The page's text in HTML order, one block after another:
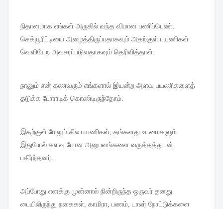
நிதானமாக எங்கள் அருகில் வந்த விமான பணிப்பெண்,
செக்யூரிட்டியை அழைத்திருப்பதாகவும் அதற்குள் பயணிகள்
வெளியேற அவசரப்படுவதாகவும் தெரிவித்தாள்.
நானும் என் கணவரும் எங்களால் இயன்ற அளவு பயணிகளைத்
தடுக்க போராடிக் கொண்டிருந்தோம்.
இதற்குள் மேலும் சில பயணிகள், தங்களது உடமைகளும்
இதுபோல் களவு போன அனுபவங்களை வருத்தத்துடன்
பகிர்ந்தனர்.
அப்போது எனக்கு முன்னால் நின்றிருந்த ஒருவர் தனது
பையிலிருந்து நகைகள், காமிரா, பணம், டாலர் நோட்டுக்களை